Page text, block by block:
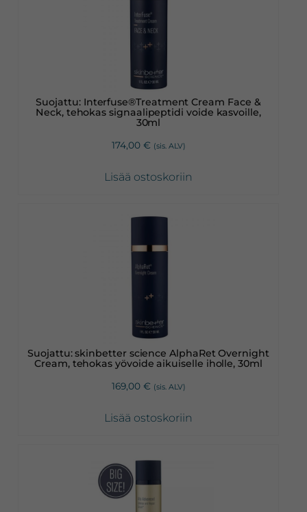
Suojattu: Interfuse®Treatment Cream Face &
Neck, tehokas signaalipeptidi voide kasvoille,
30ml
174,00 € (sis. ALV)
Lisää ostoskoriin
Suojattu: skinbetter science AlphaRet Overnight
Cream, tehokas yövoide aikuiselle iholle, 30ml
169,00 € (sis. ALV)
Lisää ostoskoriin